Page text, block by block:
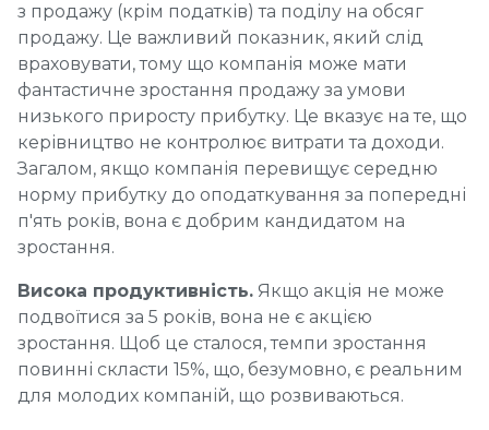
з продажу (крім податків) та поділу на обсяг
продажу. Це важливий показник, який слід
враховувати, тому що компанія може мати
фантастичне зростання продажу за умови
низького приросту прибутку. Це вказує на те, що
керівництво не контролює витрати та доходи.
Загалом, якщо компанія перевищує середню
норму прибутку до оподаткування за попередні
п'ять років, вона є добрим кандидатом на
зростання.
Висока продуктивність. Якщо акція не може
подвоїтися за 5 років, вона не є акцією
зростання. Щоб це сталося, темпи зростання
повинні скласти 15%, що, безумовно, є реальним
для молодих компаній, що розвиваються.